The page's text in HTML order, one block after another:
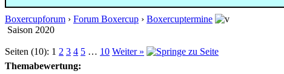
Boxercupforum › Forum Boxercup › Boxercuptermine
Saison 2020
Seiten (10): 1 2 3 4 5 … 10 Weiter »
Themabewertung: